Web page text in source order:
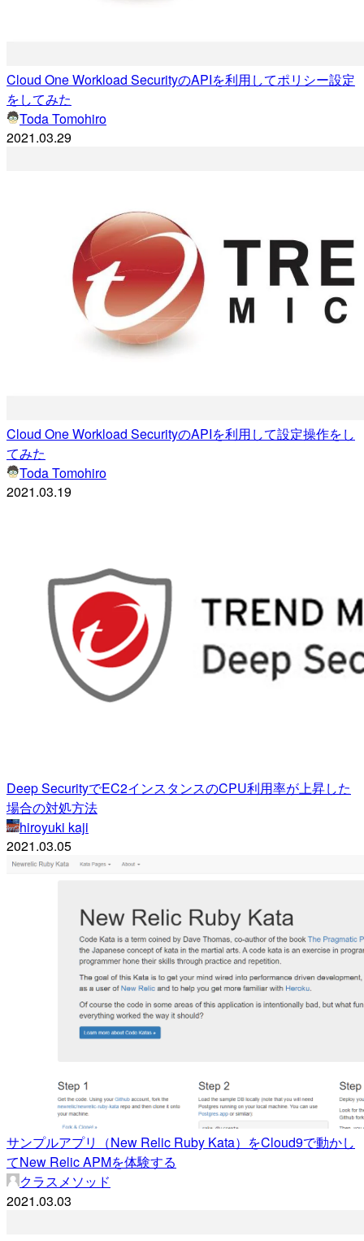
Cloud One Workload SecurityのAPIを利用してポリシー設定
をしてみた
Toda Tomohiro
2021.03.29
Cloud One Workload SecurityのAPIを利用して設定操作をし
てみた
Toda Tomohiro
2021.03.19
Deep SecurityでEC2インスタンスのCPU利用率が上昇した
場合の対処方法
hiroyuki kaji
2021.03.05
サンプルアプリ（New Relic Ruby Kata）をCloud9で動かし
てNew Relic APMを体験する
クラスメソッド
2021.03.03